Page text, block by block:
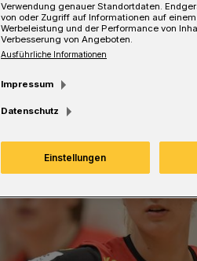
Verwendung genauer Standortdaten.
von oder Zugriff auf Informationen auf
Werbeleistung und der Performance von
Verbesserung von Angeboten.
Ausführliche Informationen
Impressum
Datenschutz
Einstellungen